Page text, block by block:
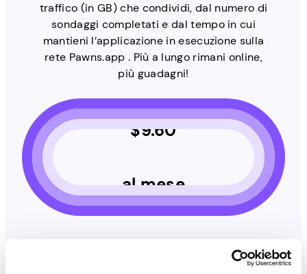
traffico (in GB) che condividi, dal numero di
sondaggi completati e dal tempo in cui
mantieni l’applicazione in esecuzione sulla
rete Pawns.app . Più a lungo rimani online,
più guadagni!
$9.60
al mese